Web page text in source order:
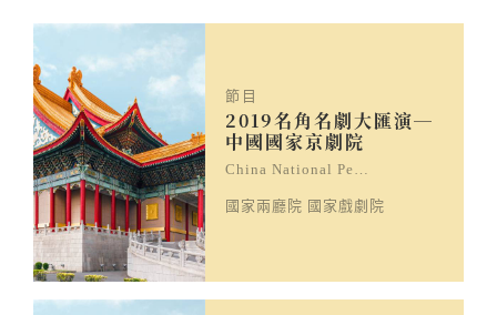
節目
2019名角名劇大匯演─
中國國家京劇院
China National Pe…
國家兩廳院 國家戲劇院